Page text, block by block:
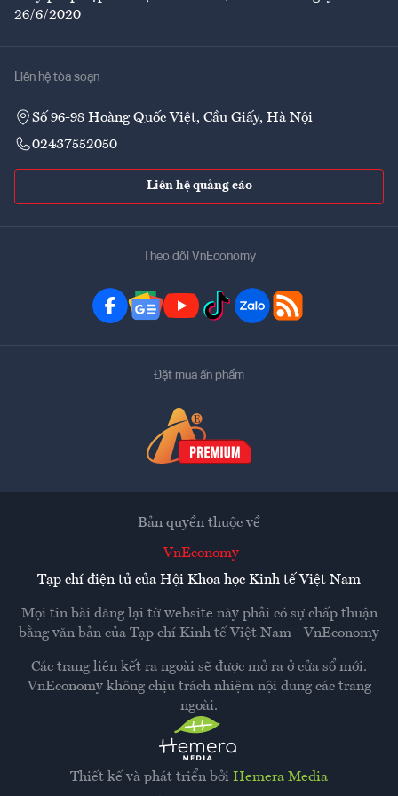
26/6/2020
Liên hệ tòa soạn
Số 96-98 Hoàng Quốc Việt, Cầu Giấy, Hà Nội
02437552050
Liên hệ quảng cáo
Theo dõi VnEconomy
Đặt mua ấn phẩm
Thiết kế và phát triển bởi Hemera Media
Bản quyền thuộc về
VnEconomy
Tạp chí điện tử của Hội Khoa học Kinh tế Việt Nam
Mọi tin bài đăng lại từ website này phải có sự chấp thuận
bằng văn bản của Tạp chí Kinh tế Việt Nam - VnEconomy
Các trang liên kết ra ngoài sẽ được mở ra ở cửa sổ mới.
VnEconomy không chịu trách nhiệm nội dung các trang
ngoài.